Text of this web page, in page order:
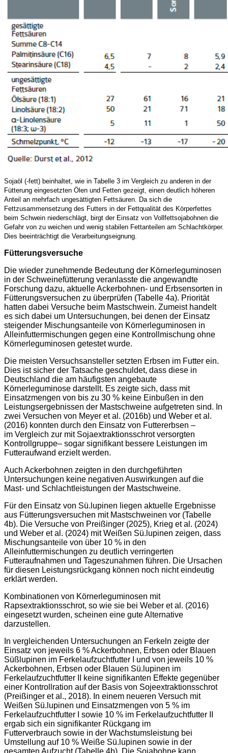
Sojaöl (-fett) beinhaltet, wie in Tabelle 3 im Vergleich zu anderen in der
Fütterung eingesetzten Ölen und Fetten gezeigt, einen deutlich höheren
Anteil an mehrfach ungesättigten Fettsäuren. Da sich die
Fettzusammensetzung des Futters in der Fettqualität des Körperfettes
beim Schwein niederschlägt, birgt der Einsatz von Vollfettsojabohnen die
Gefahr von zu weichen und wenig stabilen Fettanteilen am Schlachtkörper.
Dies beeinträchtigt die Verarbeitungseignung.
Fütterungsversuche
Die wieder zunehmende Bedeutung der Körnerleguminosen
in der Schweinefütterung veranlasste die angewandte
Forschung dazu, aktuelle Ackerbohnen- und Erbsensorten in
Fütterungsversuchen zu überprüfen (Tabelle 4a). Priorität
hatten dabei Versuche beim Mastschwein. Zumeist handelt
es sich dabei um Untersuchungen, bei denen der Einsatz
steigender Mischungsanteile von Körnerleguminosen in
Alleinfuttermischungen gegen eine Kontrollmischung ohne
Körnerleguminosen getestetwurde.
Die meisten Versuchsansteller setzten Erbsen im Futter ein.
Dies ist sicher der Tatsache geschuldet, dass diese in
Deutschland die am häufigsten angebaute
Körnerleguminose darstellt. Es zeigte sich, dass mit
Einsatzmengen von bis zu 30 % keine Einbußen in den
Leistungsergebnissen der Mastschweine aufgetreten sind. In
zwei Versuchen von Meyer et al. (2016b) und Weber et al.
(2016) konnten durch den Einsatz von Futtererbsen –
im Vergleich zur mit Sojaextraktionsschrot versorgten
Kontrollgruppe– sogar signifikant bessere Leistungen im
Futteraufwand erzielt werden.
Auch Ackerbohnen zeigten in den durchgeführten
Untersuchungen keine negativen Auswirkungen auf die
Mast- und Schlachtleistungen der Mastschweine.
Für den Einsatz von Sü.lupinen liegen aktuelle Ergebnisse
aus Fütterungsversuchen mit Mastschweinen vor (Tabelle
4b). Die Versuche von Preißinger (2025), Krieg et al. (2024)
und Weber et al. (2024) mit Weißen Sü.lupinen zeigen, dass
Mischungsanteile von über 10 % in den
Alleinfuttermischungen zu deutlich verringerten
Futteraufnahmen und Tageszunahmen führen. Die Ursachen
für diesen Leistungsrückgang können noch nichteindeutig
erklärt werden.
Kombinationen von Körnerleguminosen mit
Rapsextraktionsschrot, so wie sie bei Weber et al. (2016)
eingesetzt wurden, scheinen eine gute Alternative
darzustellen.
In vergleichenden Untersuchungen an Ferkeln zeigte der
Einsatz von jeweils 6 % Ackerbohnen, Erbsen oder Blauen
Süßlupinen im Ferkelaufzuchtfutter I und von jeweils 10 %
Ackerbohnen, Erbsen oder Blauen Sü.lupinen im
Ferkelaufzuchtfutter II keine signifikanten Effekte gegenüber
einer Kontrollration auf der Basis von Sojeextraktionsschrot
(Preißinger et al., 2018). In einem neueren Versuch mit
Weißen Sü.lupinen und Einsatzmengen von 5 % im
Ferkelaufzuchtfutter I sowie 10 % im Ferkelaufzuchtfutter
ergab sich ein signifikanter Rückgang im
Futterverbrauch sowie in der Wachstumsleistung bei
Umstellung auf 10 % Weiße Sü.lupinen sowie in der
gesamten Aufzucht (Tabelle 4b). Die Sojabohne kann